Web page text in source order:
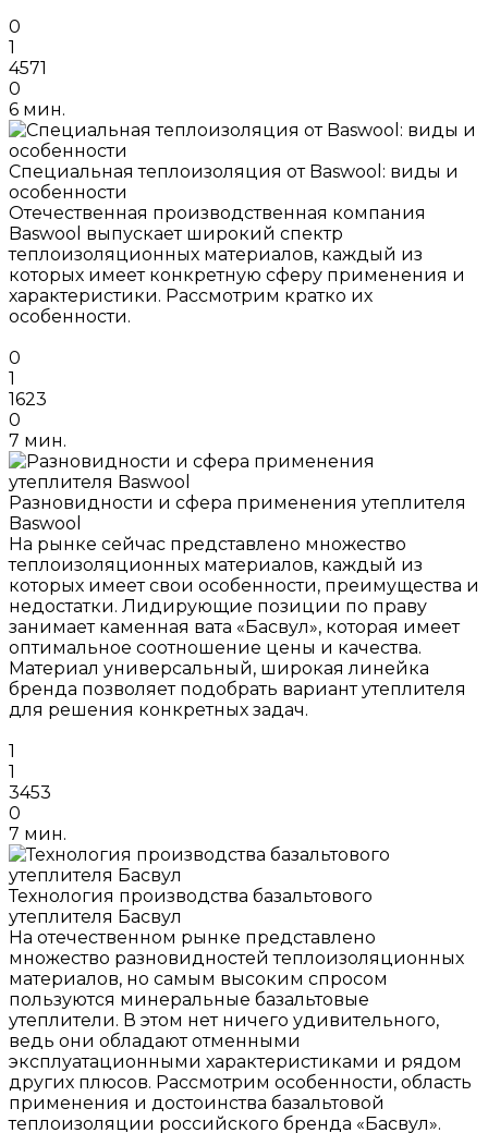
0
1
4571
0
6 мин.
Специальная теплоизоляция от Baswool: виды и
особенности
Отечественная производственная компания
Baswool выпускает широкий спектр
теплоизоляционных материалов, каждый из
которых имеет конкретную сферу применения и
характеристики. Рассмотрим кратко их
особенности.
0
1
1623
0
7 мин.
Разновидности и сфера применения утеплителя
Baswool
На рынке сейчас представлено множество
теплоизоляционных материалов, каждый из
которых имеет свои особенности, преимущества и
недостатки. Лидирующие позиции по праву
занимает каменная вата «Басвул», которая имеет
оптимальное соотношение цены и качества.
Материал универсальный, широкая линейка
бренда позволяет подобрать вариант утеплителя
для решения конкретных задач.
1
1
3453
0
7 мин.
Технология производства базальтового
утеплителя Басвул
На отечественном рынке представлено
множество разновидностей теплоизоляционных
материалов, но самым высоким спросом
пользуются минеральные базальтовые
утеплители. В этом нет ничего удивительного,
ведь они обладают отменными
эксплуатационными характеристиками и рядом
других плюсов. Рассмотрим особенности, область
применения и достоинства базальтовой
теплоизоляции российского бренда «Басвул».